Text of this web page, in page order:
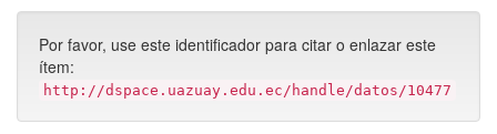
Por favor, use este identificador para citar o enlazar este
ítem:
http://dspace.uazuay.edu.ec/handle/datos/10477